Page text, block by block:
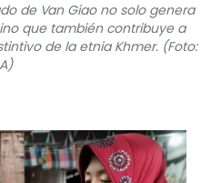
de Van Giao no solo genera
que también contribuye a
de la etnia Khmer. (Foto: